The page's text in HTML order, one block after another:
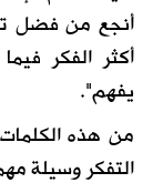
أنجع من فضل
أكثر الفكر
يفهم"
.
من هذه
التفكر وسيلة